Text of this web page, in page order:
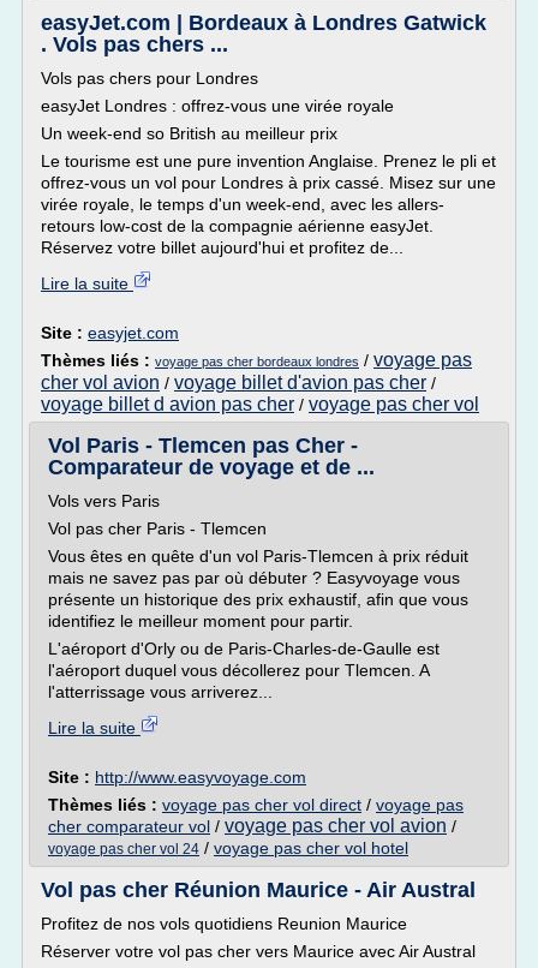
easyJet.com | Bordeaux à Londres Gatwick
. Vols pas chers ...
Vols pas chers pour Londres
easyJet Londres : offrez-vous une virée royale
Un week-end so British au meilleur prix
Le tourisme est une pure invention Anglaise. Prenez le pli et
offrez-vous un vol pour Londres à prix cassé. Misez sur une
virée royale, le temps d'un week-end, avec les allers-
retours low-cost de la compagnie aérienne easyJet.
Réservez votre billet aujourd'hui et profitez de...
Lire la suite
Site : easyjet.com
Thèmes liés : voyage pas cher bordeaux londres / voyage pas
cher vol avion / voyage billet d'avion pas cher /
voyage billet d avion pas cher / voyage pas cher vol
Vol Paris - Tlemcen pas Cher -
Comparateur de voyage et de ...
Vols vers Paris
Vol pas cher Paris - Tlemcen
Vous êtes en quête d'un vol Paris-Tlemcen à prix réduit
mais ne savez pas par où débuter ? Easyvoyage vous
présente un historique des prix exhaustif, afin que vous
identifiez le meilleur moment pour partir.
L'aéroport d'Orly ou de Paris-Charles-de-Gaulle est
l'aéroport duquel vous décollerez pour Tlemcen. A
l'atterrissage vous arriverez...
Lire la suite
Site : http://www.easyvoyage.com
Thèmes liés : voyage pas cher vol direct / voyage pas
cher comparateur vol / voyage pas cher vol avion /
voyage pas cher vol 24 / voyage pas cher vol hotel
Vol pas cher Réunion Maurice - Air Austral
Profitez de nos vols quotidiens Reunion Maurice
Réserver votre vol pas cher vers Maurice avec Air Austral